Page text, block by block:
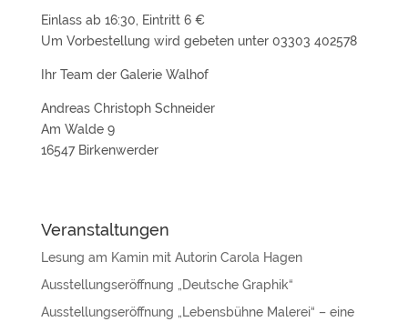
Einlass ab 16:30, Eintritt 6 €
Um Vorbestellung wird gebeten unter 03303 402578
Ihr Team der Galerie Walhof
Andreas Christoph Schneider
Am Walde 9
16547 Birkenwerder
Veranstaltungen
Lesung am Kamin mit Autorin Carola Hagen
Ausstellungseröffnung „Deutsche Graphik“
Ausstellungseröffnung „Lebensbühne Malerei“ – eine